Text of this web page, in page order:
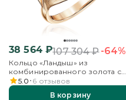
38 564₽107 304₽-64%
Кольцо «Ландыш» из
комбинированного золота с
эмалью
5.0 6 отзывов
В корзину